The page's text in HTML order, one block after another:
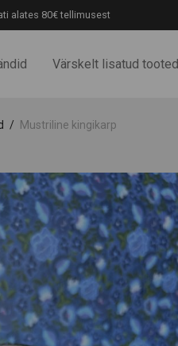
alates 80€ tellimusest
Värskelt lisatud tooted
/ Mustriline kingikarp